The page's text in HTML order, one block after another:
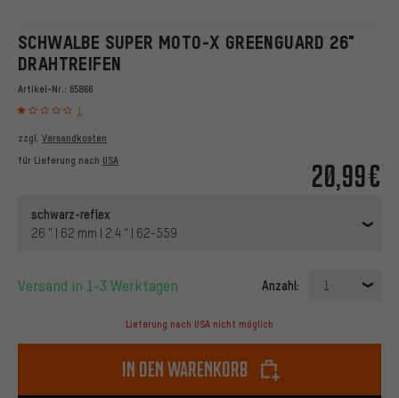
SCHWALBE SUPER MOTO-X GREENGUARD 26"
DRAHTREIFEN
Artikel-Nr.: 65866
1
20,99€
zzgl. Versandkosten
für Lieferung nach USA
schwarz-reflex
26 " | 62 mm | 2.4 " | 62-559
Versand in 1-3 Werktagen Anzahl: 1
Lieferung nach USA nicht möglich
In den Warenkorb